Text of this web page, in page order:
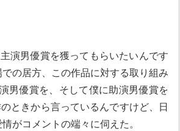
演男優賞を獲ってもらいたいんです
の居方、この作品に対する取り組み
男優賞を、そして僕に助演男優賞を
ときから言っているんですけど、日
がコメントの端々に伺えた。